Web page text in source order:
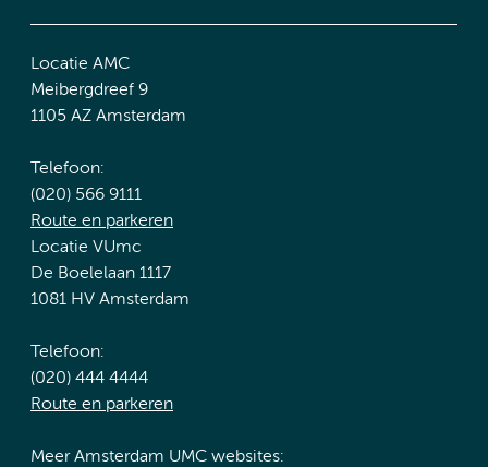
Locatie AMC
Meibergdreef 9
1105 AZ Amsterdam
Telefoon:
(020) 566 9111
Route en parkeren
Locatie VUmc
De Boelelaan 1117
1081 HV Amsterdam
Telefoon:
(020) 444 4444
Route en parkeren
Meer Amsterdam UMC websites: